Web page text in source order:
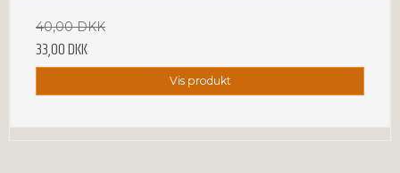
40,00 DKK
33,00 DKK
Vis produkt